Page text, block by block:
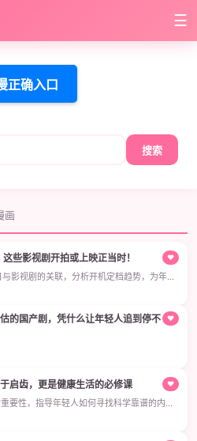
☰
正确入口
搜索
画
些影视剧开拍或上映正当时！ ♥
影视剧的关联，分析开机定档趋势，为年轻
资。
的国产剧，凭什么让年轻人追到停不
♥
都市职场生活的国产剧，通过真实细腻的剧
启齿，更是健康生活的必修课 ♥
要性，指导年轻人如何寻找科学靠谱的内
态学习性知识，促进身心成长。